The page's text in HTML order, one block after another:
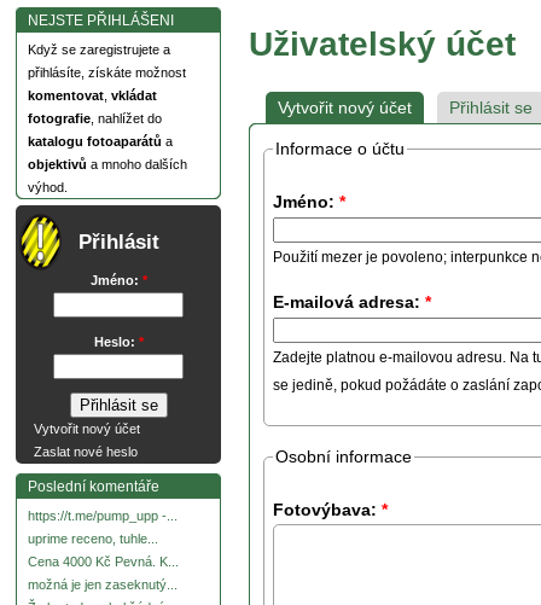
NEJSTE PŘIHLÁŠENI
Když se zaregistrujete a
přihlásíte, získáte možnost
komentovat vkládat
fotografie , nahlížet do
katalogu fotoaparátů a
objektivů a mnoho dalších
výhod.
Přihlásit
Jméno: *
Heslo: *
Vytvořit nový účet
Zaslat nové heslo
Poslední komentáře
https://t.me/pump_upp -...
uprime receno, tuhle...
Cena 4000 Kč Pevná. K...
možná je jen zaseknutý...
Uživatelský účet
Vytvořit nový účet Přihlásit se
Informace o účtu
Jméno: *
Použití mezer je povoleno; interpunkce
E-mailová adresa: *
Zadejte platnou e-mailovou adresu. Na
se jedině, pokud požádáte o zaslání
Osobní informace
Fotovýbava: *